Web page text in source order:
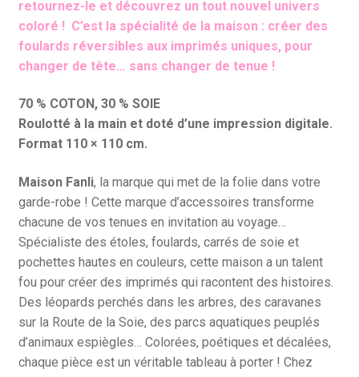
retournez-le et découvrez un tout nouvel univers
coloré ! C’est la spécialité de la maison : créer des
foulards réversibles aux imprimés uniques, pour
changer de tête… sans changer de tenue !
70 % COTON, 30 % SOIE
Roulotté à la main et doté d’une impression digitale.
Format 110 × 110 cm.
Maison Fanli, la marque qui met de la folie dans votre
garde-robe ! Cette marque d’accessoires transforme
chacune de vos tenues en invitation au voyage…
Spécialiste des étoles, foulards, carrés de soie et
pochettes hautes en couleurs, cette maison a un talent
fou pour créer des imprimés qui racontent des histoires.
Des léopards perchés dans les arbres, des caravanes
sur la Route de la Soie, des parcs aquatiques peuplés
d’animaux espiègles… Colorées, poétiques et décalées,
chaque pièce est un véritable tableau à porter ! Chez